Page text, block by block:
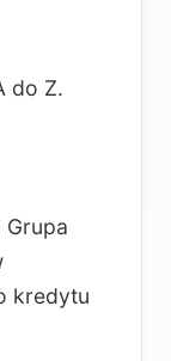
do Z.
Grupa
kredytu